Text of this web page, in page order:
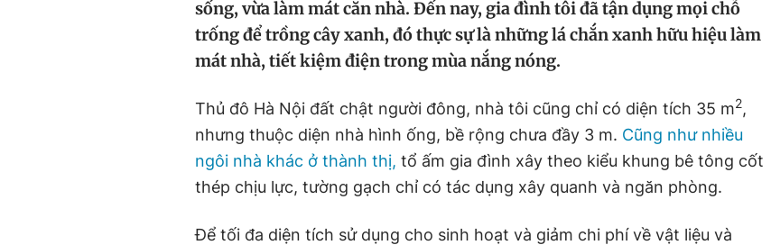
sống, vừa làm mát căn nhà. Đến nay, gia đình tôi đã tận dụng mọi chỗ
trống để trồng cây xanh, đó thực sự là những lá chắn xanh hữu hiệu làm
mát nhà, tiết kiệm điện trong mùa nắng nóng.
Thủ đô Hà Nội đất chật người đông, nhà tôi cũng chỉ có diện tích 35 m2,
nhưng thuộc diện nhà hình ống, bề rộng chưa đầy 3 m. Cũng như nhiều
ngôi nhà khác ở thành thị, tổ ấm gia đình xây theo kiểu khung bê tông cốt
thép chịu lực, tường gạch chỉ có tác dụng xây quanh và ngăn phòng.
Để tối đa diện tích sử dụng cho sinh hoạt và giảm chi phí về vật liệu và